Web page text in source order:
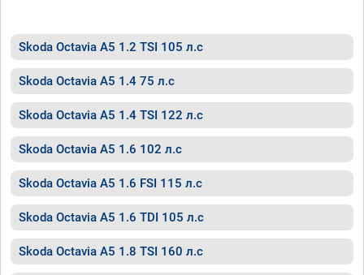
Skoda Octavia A5 1.2 TSI 105 л.с
Skoda Octavia A5 1.4 75 л.с
Skoda Octavia A5 1.4 TSI 122 л.с
Skoda Octavia A5 1.6 102 л.с
Skoda Octavia A5 1.6 FSI 115 л.с
Skoda Octavia A5 1.6 TDI 105 л.с
Skoda Octavia A5 1.8 TSI 160 л.с